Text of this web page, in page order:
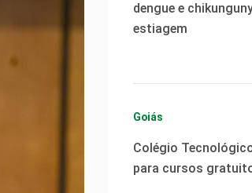
dengue e
estiagem
Goiás
Colégio
para cursos